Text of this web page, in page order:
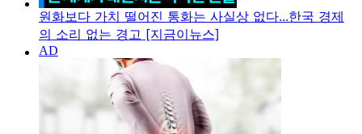
원화보다 가치 떨어진 통화는 사실상 없다...한국 경제
의 소리 없는 경고 [지금이뉴스]